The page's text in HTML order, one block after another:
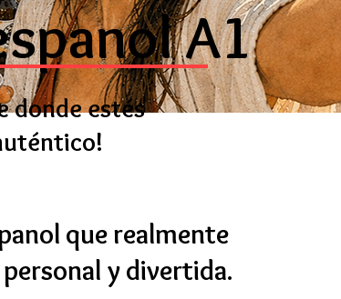
A1
donde estés
que realmente
y divertida.